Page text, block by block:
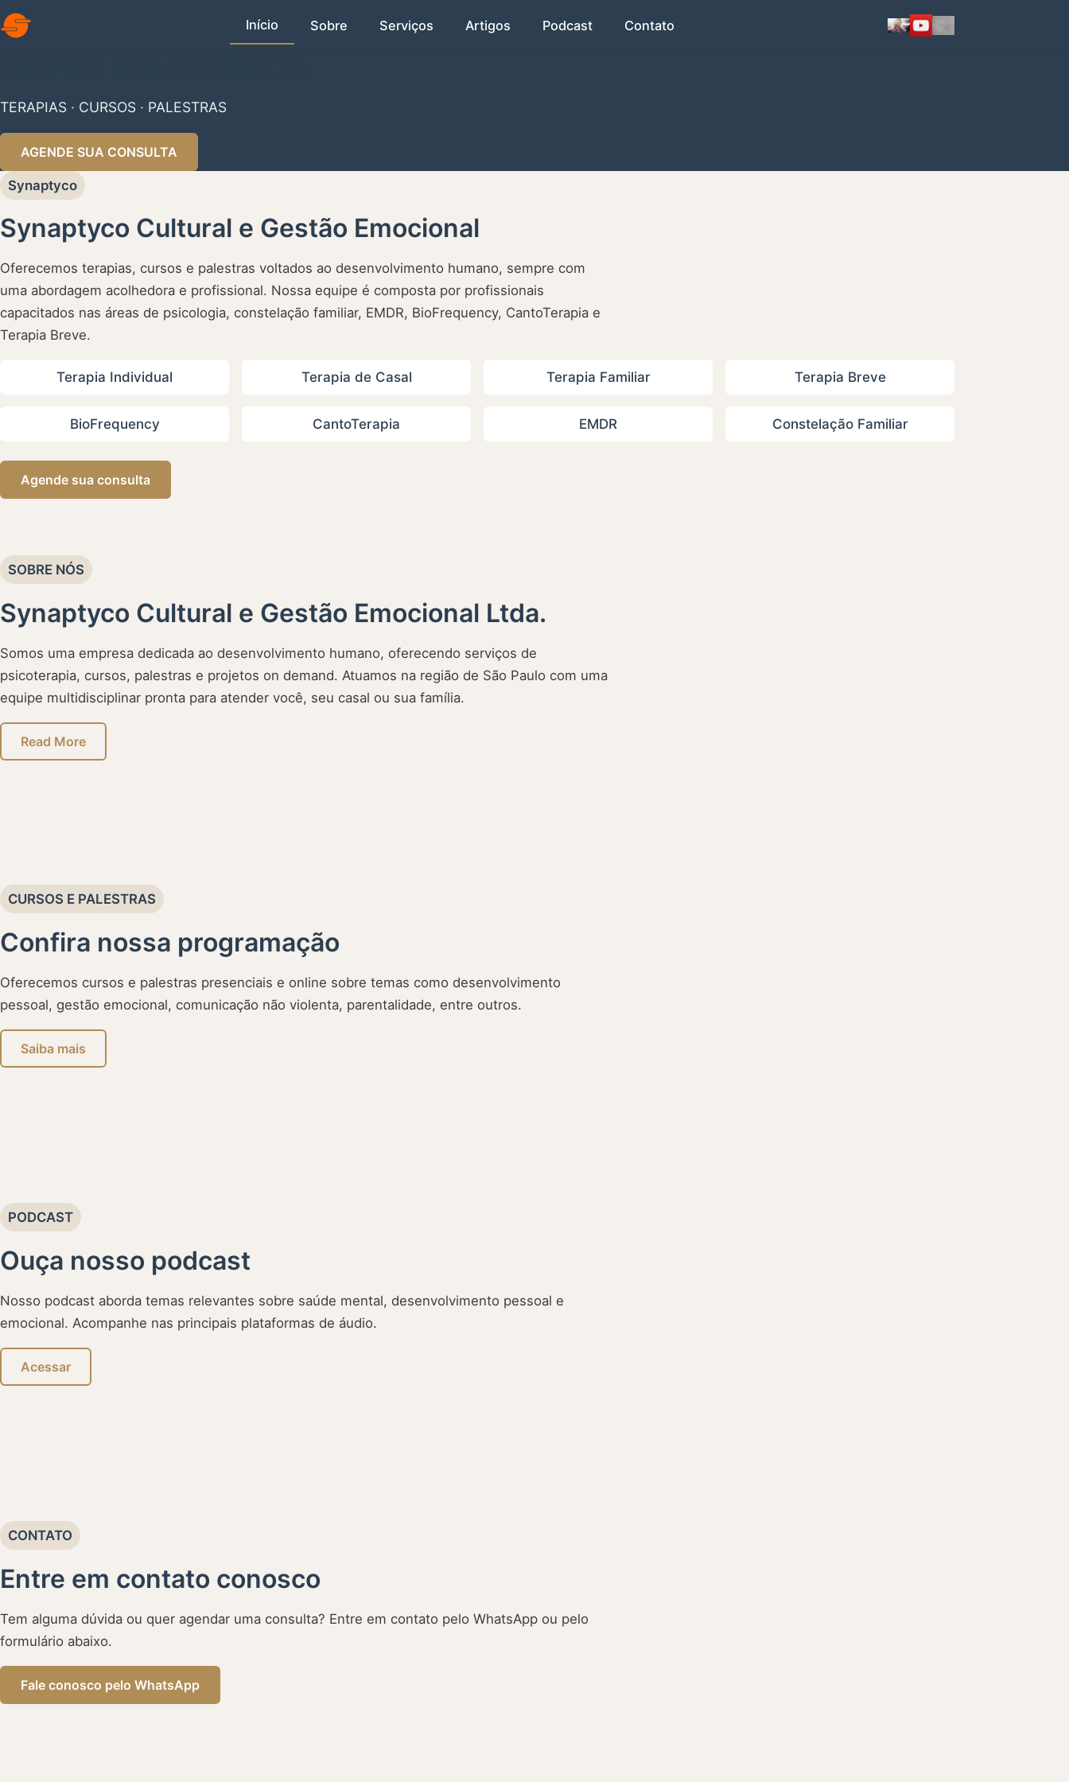
Início Sobre Serviços Artigos Podcast Contato
TERAPIAS · CURSOS · PALESTRAS
AGENDE SUA CONSULTA
Synaptyco
Synaptyco Cultural e Gestão Emocional
Oferecemos terapias, cursos e palestras voltados ao desenvolvimento humano, sempre com
uma abordagem acolhedora e profissional. Nossa equipe é composta por profissionais
capacitados nas áreas de psicologia, constelação familiar, EMDR, BioFrequency, CantoTerapia e
Terapia Breve.
Terapia Individual Terapia de Casal Terapia Familiar Terapia Breve
BioFrequency CantoTerapia EMDR Constelação Familiar
Agende sua consulta
SOBRE NÓS
Synaptyco Cultural e Gestão Emocional Ltda.
Somos uma empresa dedicada ao desenvolvimento humano, oferecendo serviços de
psicoterapia, cursos, palestras e projetos on demand. Atuamos na região de São Paulo com uma
equipe multidisciplinar pronta para atender você, seu casal ou sua família.
Read More
CURSOS E PALESTRAS
Confira nossa programação
Oferecemos cursos e palestras presenciais e online sobre temas como desenvolvimento
pessoal, gestão emocional, comunicação não violenta, parentalidade, entre outros.
Saiba mais
PODCAST
Ouça nosso podcast
Nosso podcast aborda temas relevantes sobre saúde mental, desenvolvimento pessoal e
emocional. Acompanhe nas principais plataformas de áudio.
Acessar
CONTATO
Entre em contato conosco
Tem alguma dúvida ou quer agendar uma consulta? Entre em contato pelo WhatsApp ou pelo
formulário abaixo.
Fale conosco pelo WhatsApp